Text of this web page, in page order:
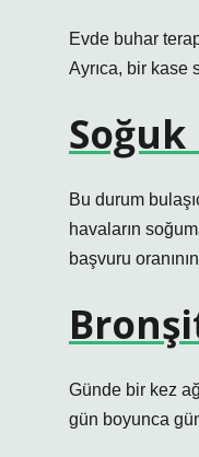
Evde buhar
Ayrıca, bir kase
Bu durum
havaların
başvuru
Günde bir kez
gün boyunca